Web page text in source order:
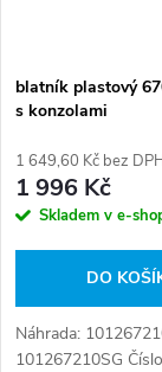
blatník plastový
s konzolami
1 649,60 Kč bez
1 996 Kč
Skladem v e-
DO
Náhrada:
101267210SG